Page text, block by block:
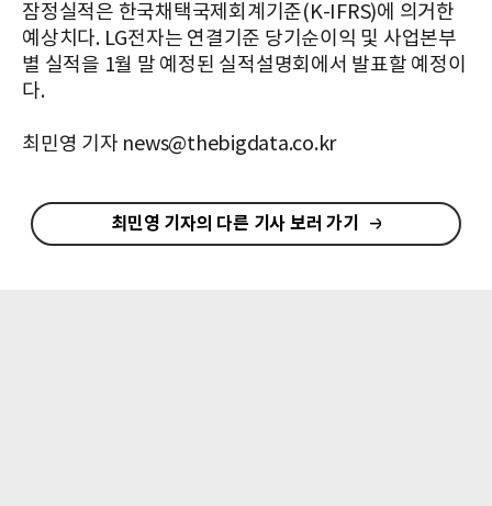
잠정실적은 한국채택국제회계기준(K-IFRS)에 의거한
예상치다. LG전자는 연결기준 당기순이익 및 사업본부
별 실적을 1월 말 예정된 실적설명회에서 발표할 예정이
다.
최민영 기자 news@thebigdata.co.kr
최민영 기자의 다른 기사 보러 가기